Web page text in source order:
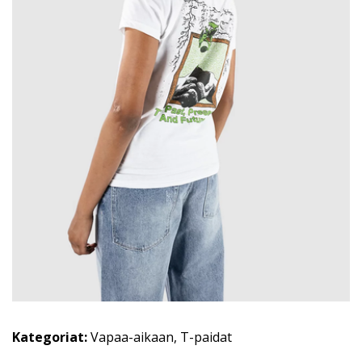
Kategoriat:Vapaa-aikaan, T-paidat